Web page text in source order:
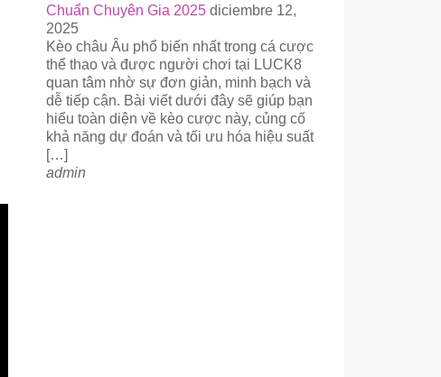
Chuẩn Chuyên Gia 2025 diciembre 12,
2025
Kèo châu Âu phổ biến nhất trong cá cược
thể thao và được người chơi tại LUCK8
quan tâm nhờ sự đơn giản, minh bạch và
dễ tiếp cận. Bài viết dưới đây sẽ giúp bạn
hiểu toàn diện về kèo cược này, củng cố
khả năng dự đoán và tối ưu hóa hiệu suất
[…]
admin